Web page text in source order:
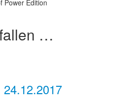
Power Edition
…